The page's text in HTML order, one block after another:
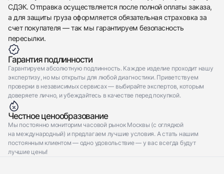
СДЭК. Отправка осуществляется после полной оплаты заказа,
а для защиты груза оформляется обязательная страховка за
счет покупателя — так мы гарантируем безопасность
пересылки.
Гарантия подлинности
Гарантируем абсолютную подлинность. Каждое изделие проходит нашу
экспертизу, но мы открыты для любой диагностики. Приветствуем
проверки в независимых сервисах — выбирайте экспертов, которым
доверяете лично, и убеждайтесь в качестве перед покупкой.
Честное ценообразование
Мы постоянно мониторим часовой рынок Москвы (с оглядкой
на международный) и предлагаем лучшие условия. А стать нашим
постоянным клиентом — одно удовольствие — у вас всегда будут
лучшие цены!